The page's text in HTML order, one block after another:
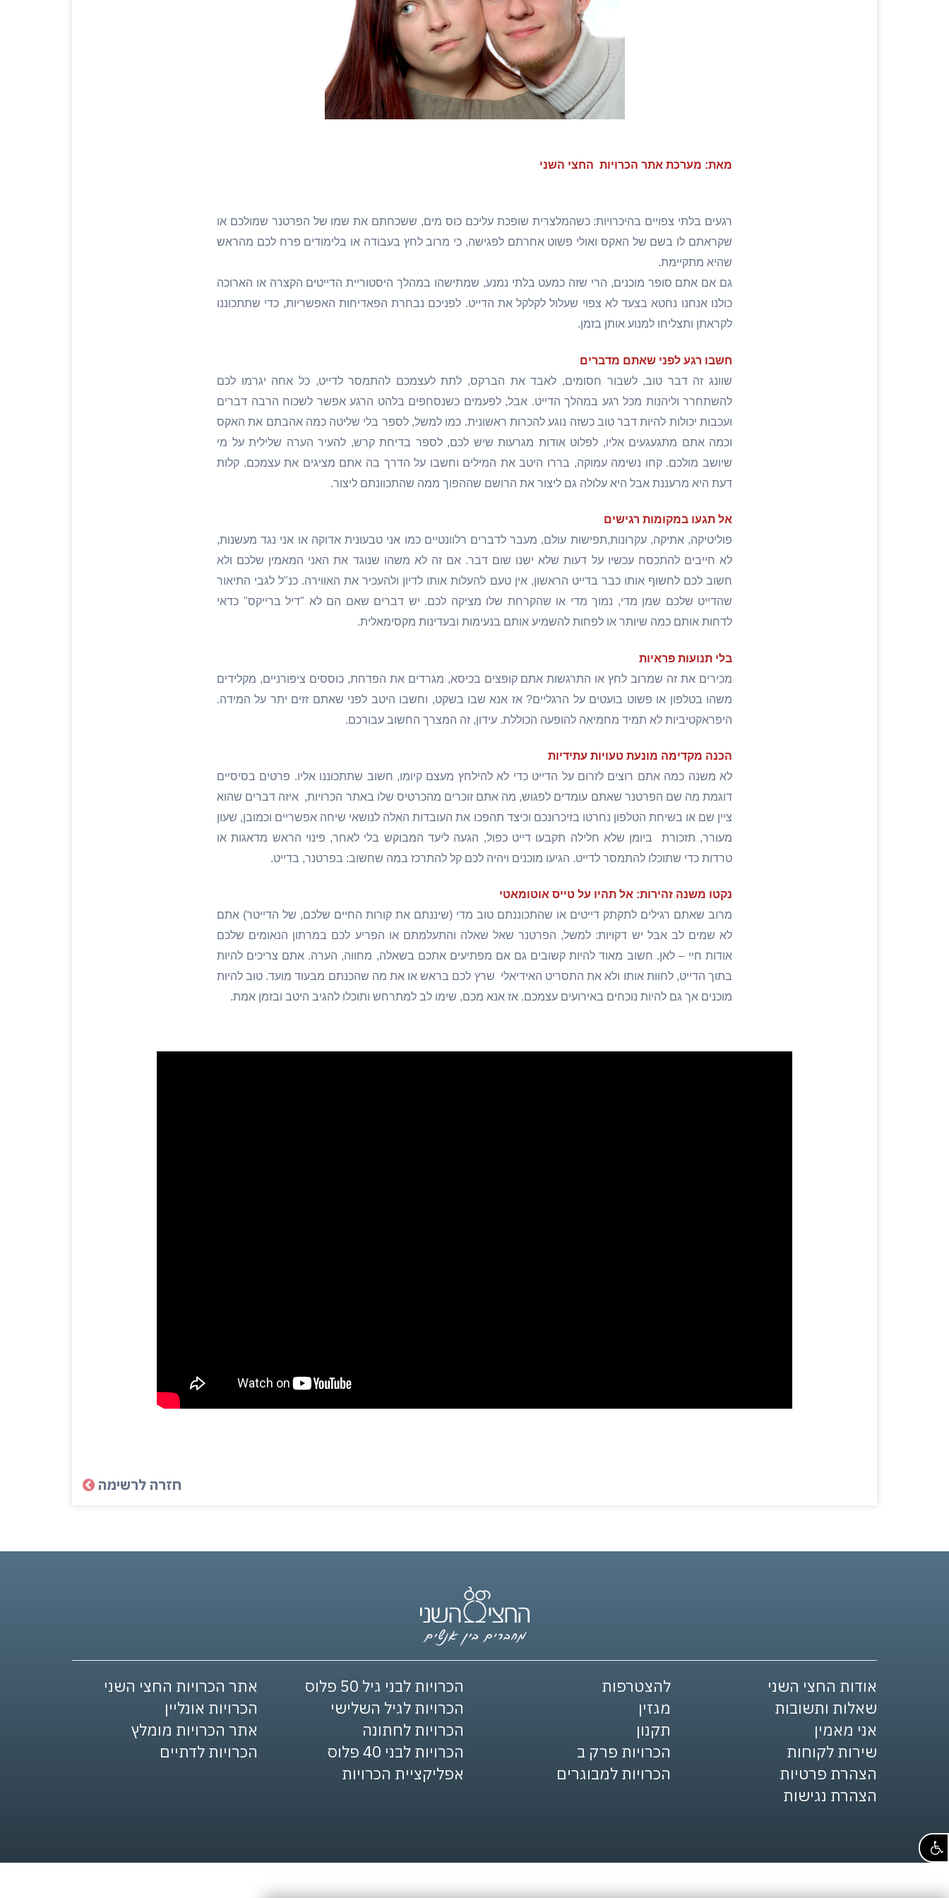
מאת: מערכת אתר הכרויות החצי השני
רגעים בלתי צפויים בהיכרויות: כשהמלצרית שופכת עליכם כוס מים, ששכחתם את שמו של הפרטנר שמולכם או
שקראתם לו בשם של האקס ואולי פשוט אחרתם לפגישה, כי מרוב לחץ בעבודה או בלימודים פרח לכם מהראש
שהיא מתקיימת.
גם אם אתם סופר מוכנים, הרי שזה כמעט בלתי נמנע, שמתישהו במהלך היסטוריית הדייטים הקצרה או הארוכה
כולנו אנחנו נחטא בצעד לא צפוי שעלול לקלקל את הדייט. לפניכם נבחרת הפאדיחות האפשריות, כדי שתתכוננו
לקראתן ותצליחו למנוע אותן בזמן.
חשבו רגע לפני שאתם מדברים
שוונג זה דבר טוב, לשבור חסומים, לאבד את הברקס, לתת לעצמכם להתמסר לדייט, כל אחה יגרמו לכם
להשתחרר וליהנות מכל רגע במהלך הדייט. אבל, לפעמים כשנסחפים בלהט הרגע אפשר לשכוח הרבה דברים
ועכבות יכולות להיות דבר טוב כשזה נוגע להכרות ראשונית. כמו למשל, לספר בלי שליטה כמה אהבתם את האקס
וכמה אתם מתגעגעים אליו, לפלוט אודות מגרעות שיש לכם, לספר בדיחת קרש, להעיר הערה שלילית על מי
שיושב מולכם. קחו נשימה עמוקה, בררו היטב את המילים וחשבו על הדרך בה אתם מציגים את עצמכם. קלות
דעת היא מרעננת אבל היא עלולה גם ליצור את הרושם שההפוך ממה שהתכוונתם ליצור.
אל תגעו במקומות רגישים
פוליטיקה, אתיקה, עקרונות,תפישות עולם, מעבר לדברים רלוונטיים כמו אני טבעונית אדוקה או אני נגד מעשנות,
לא חייבים להתכסח עכשיו על דעות שלא ישנו שום דבר. אם זה לא משהו שנוגד את האני המאמין שלכם ולא
חשוב לכם לחשוף אותו כבר בדייט הראשון, אין טעם להעלות אותו לדיון ולהעכיר את האווירה. כנ"ל לגבי התיאור
שהדייט שלכם שמן מדי, נמוך מדי או שהקרחת שלו מציקה לכם. יש דברים שאם הם לא "דיל ברייקס" כדאי
לדחות אותם כמה שיותר או לפחות להשמיע אותם בנעימות ובעדינות מקסימאלית.
בלי תנועות פראיות
מכירים את זה שמרוב לחץ או התרגשות אתם קופצים בכיסא, מגרדים את הפדחת, כוססים ציפורניים, מקלידים
משהו בטלפון או פשוט בועטים על הרגליים? אז אנא שבו בשקט, וחשבו היטב לפני שאתם זזים יתר על המידה.
היפראקטיביות לא תמיד מחמיאה להופעה הכוללת. עידון, זה המצרך החשוב עבורכם.
הכנה מקדימה מונעת טעויות עתידיות
לא משנה כמה אתם רוצים לזרום על הדייט כדי לא להילחץ מעצם קיומו, חשוב שתתכוננו אליו. פרטים בסיסיים
דוגמת מה שם הפרטנר שאתם עומדים לפגוש, מה אתם זוכרים מהכרטיס שלו באתר הכרויות, איזה דברים שהוא
ציין שם או בשיחת הטלפון נחרטו בזיכרונכם וכיצד תהפכו את העובדות האלה לנושאי שיחה אפשריים וכמובן, שעון
מעורר, תזכורת ביומן שלא חלילה תקבעו דייט כפול, הגעה ליעד המבוקש בלי לאחר, פינוי הראש מדאגות או
טרדות כדי שתוכלו להתמסר לדייט. הגיעו מוכנים ויהיה לכם קל להתרכז במה שחשוב: בפרטנר, בדייט.
נקטו משנה זהירות: אל תהיו על טייס אוטומאטי
מרוב שאתם רגילים לתקתק דייטים או שהתכוננתם טוב מדי (שיננתם את קורות החיים שלכם, של הדייטר) אתם
לא שמים לב אבל יש דקויות: למשל, הפרטנר שאל שאלה והתעלמתם או הפריע לכם במרתון הנאומים שלכם
אודות חיי – לאן. חשוב מאוד להיות קשובים גם אם מפתיעים אתכם בשאלה, מחווה, הערה. אתם צריכים להיות
בתוך הדייט, לחוות אותו ולא את התסריט האידיאלי שרץ לכם בראש או את מה שהכנתם מבעוד מועד. טוב להיות
מוכנים אך גם להיות נוכחים באירועים עצמכם. אז אנא מכם, שימו לב למתרחש ותוכלו להגיב היטב ובזמן אמת.
חזרה לרשימה
אתר הכרויות החצי השני
הכרויות אונליין
אתר הכרויות מומלץ
הכרויות לדתיים
הכרויות לבני גיל 50 פלוס
הכרויות לגיל השלישי
הכרויות לחתונה
הכרויות לבני 40 פלוס
אפליקציית הכרויות
להצטרפות
מגזין
תקנון
הכרויות פרק ב
הכרויות למבוגרים
אודות החצי השני
שאלות ותשובות
אני מאמין
שירות לקוחות
הצהרת פרטיות
הצהרת נגישות